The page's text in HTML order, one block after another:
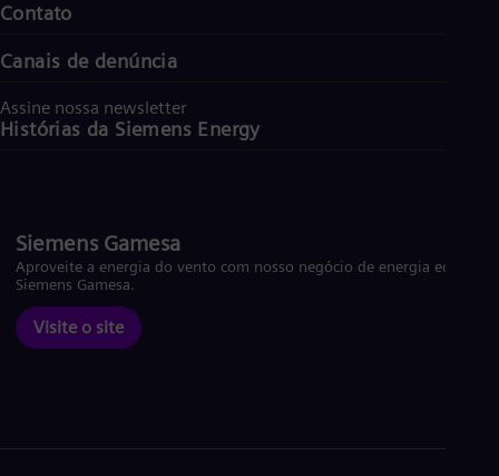
Contato
Canais de denúncia
Assine nossa newsletter
Histórias da Siemens Energy
Siemens Gamesa
Aproveite a energia do vento com nosso negócio de energia eólica
Siemens Gamesa.
Visite o site